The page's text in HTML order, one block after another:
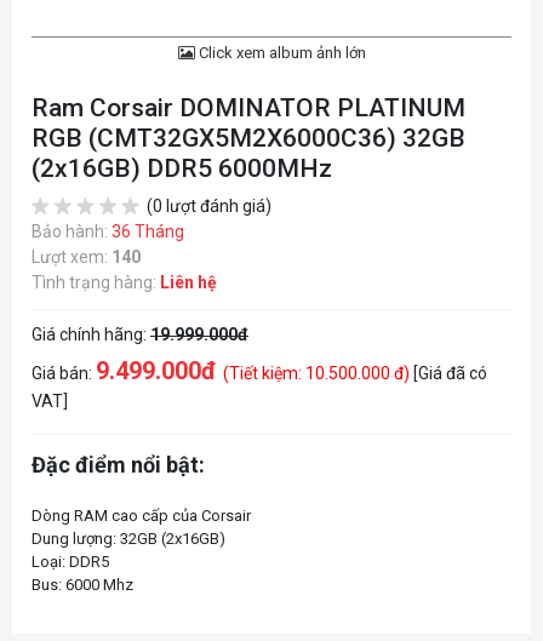
Click xem album ảnh lớn
Ram Corsair DOMINATOR PLATINUM
RGB (CMT32GX5M2X6000C36) 32GB
(2x16GB) DDR5 6000MHz
(0 lượt đánh giá)
Bảo hành: 36 Tháng
Lượt xem: 140
Tình trạng hàng: Liên hệ
Giá chính hãng: 19.999.000đ
Giá bán: 9.499.000đ (Tiết kiệm: 10.500.000 đ) [Giá đã có
VAT]
Đặc điểm nổi bật:
Dòng RAM cao cấp của Corsair
Dung lượng: 32GB (2x16GB)
Loại: DDR5